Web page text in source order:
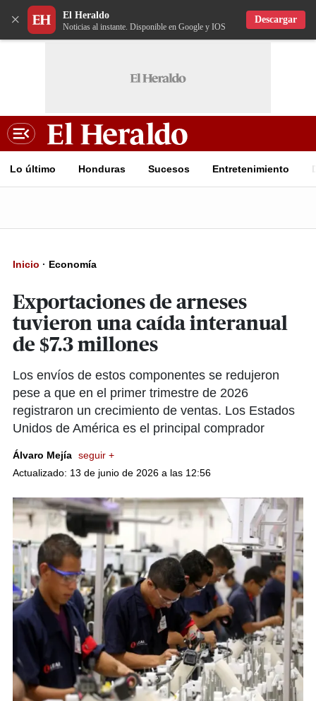
× El Heraldo
Noticias al instante. Disponible en Google y IOS
Descargar
Lo último Honduras Sucesos Entretenimiento
Inicio · Economía
Exportaciones de arneses
tuvieron una caída interanual
de $7.3 millones
Los envíos de estos componentes se redujeron
pese a que en el primer trimestre de 2026
registraron un crecimiento de ventas. Los Estados
Unidos de América es el principal comprador
Álvaro Mejía seguir +
Actualizado: 13 de junio de 2026 a las 12:56